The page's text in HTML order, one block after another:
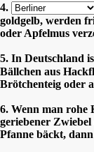
4.
goldgelb, werden
oder Apfelmus
5. In Deutschland
Bällchen aus
Brötchenteig oder
6. Wenn man rohe
geriebener
Pfanne bäckt,